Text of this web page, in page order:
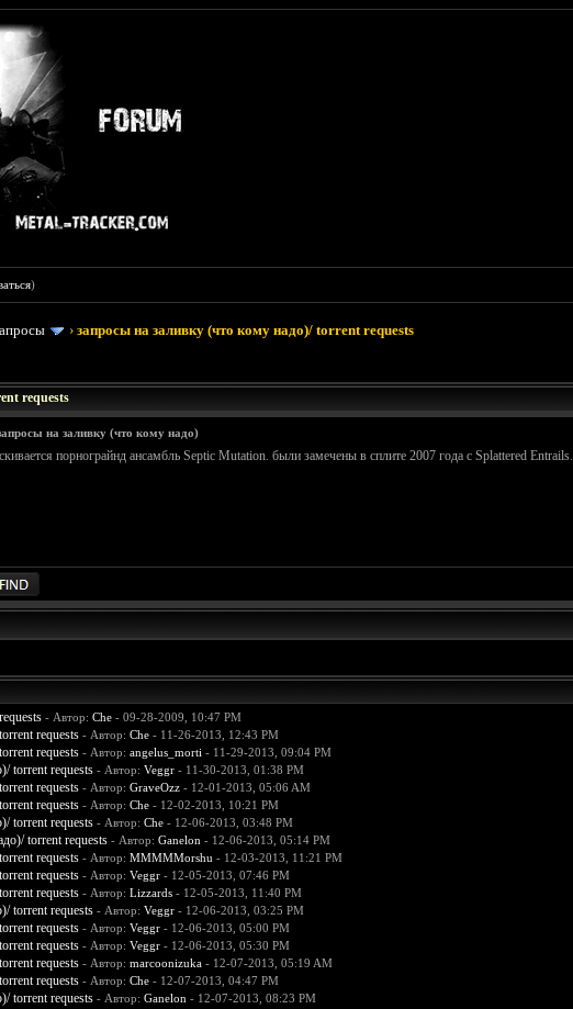
)
›запросы на заливку (что кому надо)/ torrent requests
requests
на заливку (что кому надо)
порнограйнд ансамбль Septic Mutation. были замечены в сплите 2007 года с Splattered Entrails.
- Автор: Che- 09-28-2009, 10:47 PM
requests - Автор: Che- 11-26-2013, 12:43 PM
requests - Автор: angelus_morti - 11-29-2013, 09:04 PM
torrent requests - Автор: Veggr- 11-30-2013, 01:38 PM
requests - Автор: GraveOzz- 12-01-2013, 05:06 AM
requests - Автор: Che- 12-02-2013, 10:21 PM
torrent requests - Автор: Che- 12-06-2013, 03:48 PM
torrent requests - Автор: Ganelon - 12-06-2013, 05:14 PM
requests - Автор: MMMMMorshu - 12-03-2013, 11:21 PM
requests - Автор: Veggr- 12-05-2013, 07:46 PM
requests - Автор: Lizzards- 12-05-2013, 11:40 PM
torrent requests - Автор: Veggr- 12-06-2013, 03:25 PM
requests - Автор: Veggr- 12-06-2013, 05:00 PM
requests - Автор: Veggr- 12-06-2013, 05:30 PM
requests - Автор: marcoonizuka- 12-07-2013, 05:19 AM
requests - Автор: Che- 12-07-2013, 04:47 PM
torrent requests - Автор: Ganelon - 12-07-2013, 08:23 PM